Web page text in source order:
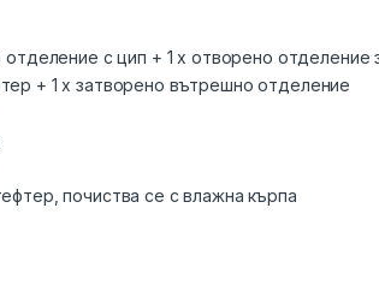
с цип + 1 x отворено отделение
+ 1 x затворено вътрешно отделение
почиства се с влажна кърпа